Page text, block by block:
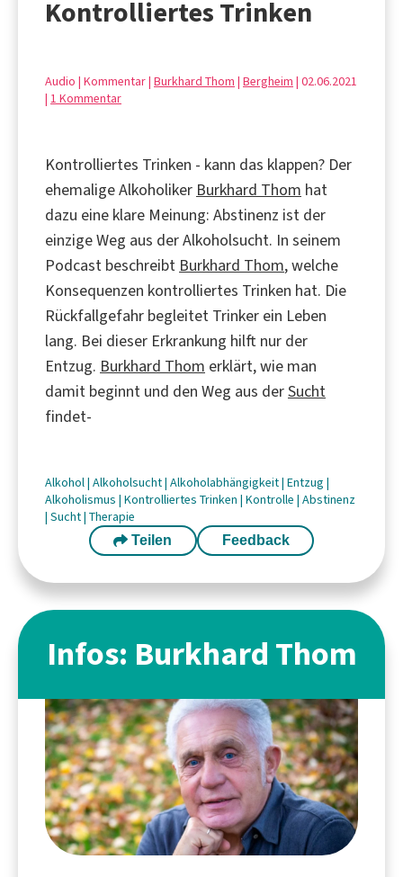
Kontrolliertes Trinken
Audio | Kommentar | Burkhard Thom | Bergheim | 02.06.2021
| 1 Kommentar
Kontrolliertes Trinken - kann das klappen? Der
ehemalige Alkoholiker Burkhard Thom hat
dazu eine klare Meinung: Abstinenz ist der
einzige Weg aus der Alkoholsucht. In seinem
Podcast beschreibt Burkhard Thom, welche
Konsequenzen kontrolliertes Trinken hat. Die
Rückfallgefahr begleitet Trinker ein Leben
lang. Bei dieser Erkrankung hilft nur der
Entzug. Burkhard Thom erklärt, wie man
damit beginnt und den Weg aus derSucht
findet-
Alkohol| Alkoholsucht| Alkoholabhängigkeit| Entzug |
Alkoholismus | Kontrolliertes Trinken | Kontrolle | Abstinenz
| Sucht| Therapie
Teilen Feedback
Infos: Burkhard Thom